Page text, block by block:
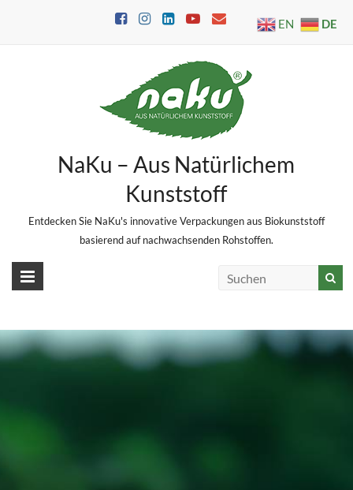
NaKu – Aus Natürlichem
Kunststoff
Entdecken Sie NaKu's innovative Verpackungen aus Biokunststoff
basierend auf nachwachsenden Rohstoffen.
EN DE